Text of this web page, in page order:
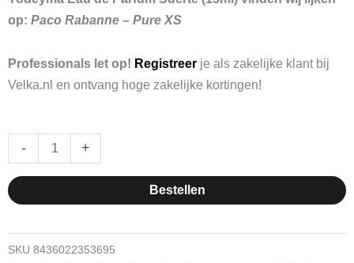
€ 8,10.€ 6,56.
op: Paco Rabanne – Pure XS
Professionals let op! Registreer je als zakelijke klant bij
Velka.nl en ontvang hoge zakelijke kortingen!
-
Yodeyma
Eau
de
Parfum
15ml
+
Bestellen
SKU 8436022353695